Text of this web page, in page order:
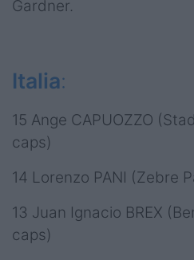
Gardner.
Italia:
15 Ange CAPUOZZO
caps)
14 Lorenzo PANI (Zebre
13 Juan Ignacio BREX
caps)